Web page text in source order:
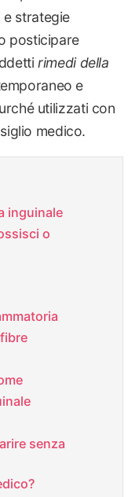
e strategie
posticipare
rimedi della
e
utilizzati con
medico.
inguinale
o
senza